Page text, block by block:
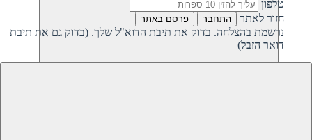
טלפון
חזור לאתר
התחבר פרסם באתר
נרשמת בהצלחה. בדוק את תיבת הדוא"ל שלך. (בדוק גם את תיבת
דואר הזבל)